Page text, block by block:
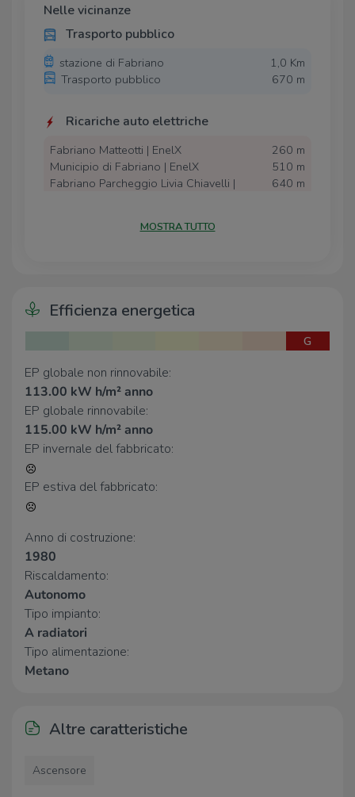
valore aggiunto che garantisce comodità e praticità
nella vita quotidiana.
Una soluzione interessante sia come
prima casa che
alla buona distribuzione degli spazi.
Nelle vicinanze
Trasporto pubblico
stazione di Fabriano
1,0 Km
Trasporto pubblico
670 m
Ricariche auto elettriche
Fabriano Matteotti | EnelX
260 m
Municipio di Fabriano | EnelX
510 m
Fabriano Parcheggio Livia Chiavelli |
640 m
ITIS - Istituto Tecnico Industriale
ITCG - Istituto Tecnico Commerciale
per Geometri e per il Turismo "Alfredo
Morea"
1,4 Km
Liceo Artistico Edgardo Mannucci -
Sede di Fabriano
Cittadella degli Studi di Fabriano
Farmacia
Farmacia Monzali
Farmacia Popolare
Farmacia Cerrotti
Ospedali
Ospedale Engles Profili
Punto Sma
Crai
MOSTRA TUTTO
Efficienza energetica
G
EP globale non rinnovabile:
113.00 kW h/m² anno
EP globale rinnovabile:
115.00 kW h/m² anno
EP invernale del fabbricato:
EP estiva del fabbricato:
Anno di costruzione:
1980
Riscaldamento:
Autonomo
Tipo impianto:
A radiatori
Tipo alimentazione:
Metano
Altre caratteristiche
Ascensore